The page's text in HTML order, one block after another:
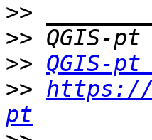
>>
>>
>> QGIS-
>> https://
pt